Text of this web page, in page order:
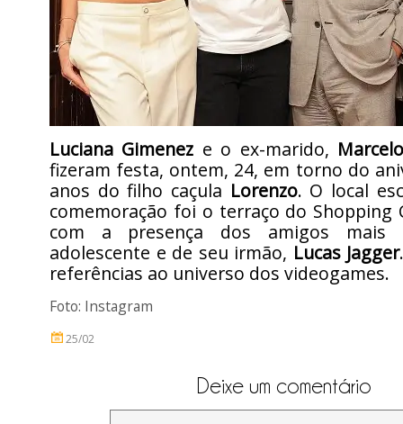
Luciana Gimenez e o ex-marido,
fizeram festa, ontem, 24, em torno do
anos do filho caçula Lorenzo. O local
comemoração foi o terraço do Shopping
com a presença dos amigos mais
adolescente e de seu irmão, Lucas Jagger
referências ao universo dos videogames.
Foto: Instagram
25/02
Deixe um comentário